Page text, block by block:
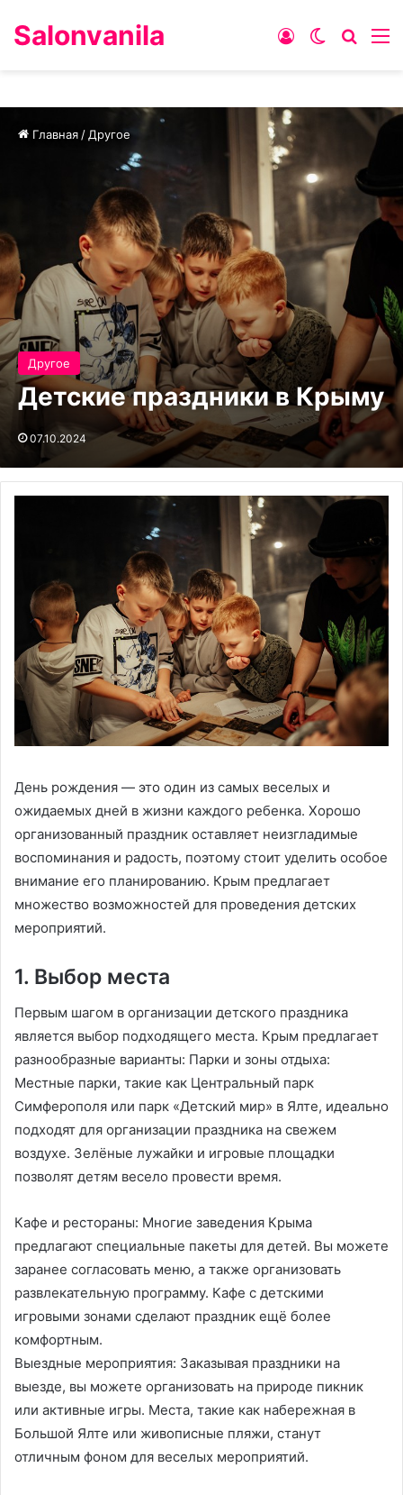
Salonvanila Switch skin
Войти
Главная / Другое
Другое
Детские праздники в Крыму
07.10.2024
День рождения — это один из самых веселых и
ожидаемых дней в жизни каждого ребенка. Хорошо
организованный праздник оставляет неизгладимые
воспоминания и радость, поэтому стоит уделить особое
внимание его планированию. Крым предлагает
множество возможностей для проведения детских
мероприятий.
1. Выбор места
Первым шагом в организации детского праздника
является выбор подходящего места. Крым предлагает
разнообразные варианты: Парки и зоны отдыха:
Местные парки, такие как Центральный парк
Симферополя или парк «Детский мир» в Ялте, идеально
подходят для организации праздника на свежем
воздухе. Зелёные лужайки и игровые площадки
позволят детям весело провести время.
Кафе и рестораны: Многие заведения Крыма
предлагают специальные пакеты для детей. Вы можете
заранее согласовать меню, а также организовать
развлекательную программу. Кафе с детскими
игровыми зонами сделают праздник ещё более
комфортным.
Выездные мероприятия: Заказывая праздники на
выезде, вы можете организовать на природе пикник
или активные игры. Места, такие как набережная в
Большой Ялте или живописные пляжи, станут
отличным фоном для веселых мероприятий.